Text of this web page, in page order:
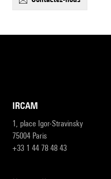
IRCAM
1, place Igor-Stravinsky
75004 Paris
+33 1 44 78 48 43